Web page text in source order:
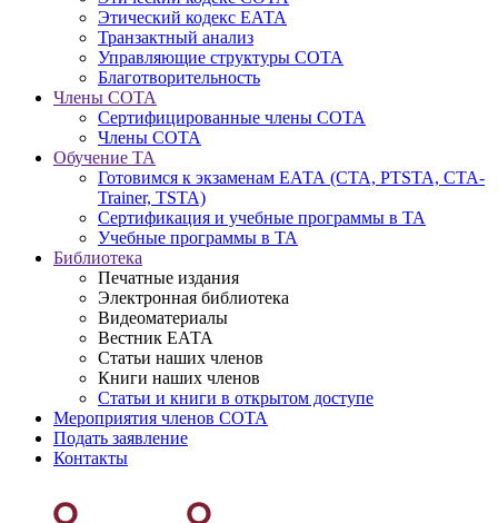
Этический кодекс ЕАТА
Транзактный анализ
Управляющие структуры СОТА
Благотворительность
Члены СОТА
Сертифицированные члены СОТА
Члены СОТА
Обучение ТА
Готовимся к экзаменам ЕАТА (СТА, PTSTA, СТА-
Trainer, TSTA)
Сертификация и учебные программы в ТА
Учебные программы в ТА
Библиотека
Печатные издания
Электронная библиотека
Видеоматериалы
Вестник ЕАТА
Статьи наших членов
Книги наших членов
Статьи и книги в открытом доступе
Мероприятия членов СОТА
Подать заявление
Контакты